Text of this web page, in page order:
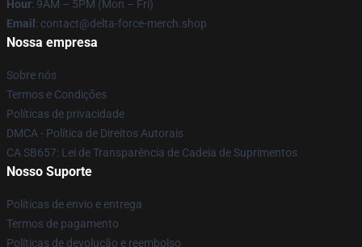
Hour: 9AM – 5PM (Mon – Fri)
Email : contact@delta-force-merch.shop
Nossa empresa
Sobre nós
Termos e Condições
Políticas de privacidade
DMCA - Política de Direitos Autorais
CA SB657: Lei de Transparência de Cadeia de Suprimentos
Nosso Suporte
Políticas de envio e entrega
Termos de pagamento
Políticas de devolução e reembolso